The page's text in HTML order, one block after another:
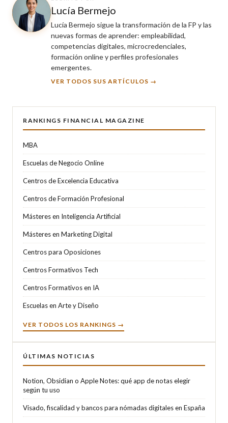
Lucía Bermejo
Lucía Bermejo sigue la transformación de la FP y las
nuevas formas de aprender: empleabilidad,
competencias digitales, microcredenciales,
formación online y perfiles profesionales
emergentes.
VER TODOS SUS ARTÍCULOS →
RANKINGS FINANCIAL MAGAZINE
MBA
Escuelas de Negocio Online
Centros de Excelencia Educativa
Centros de Formación Profesional
Másteres en Inteligencia Artificial
Másteres en Marketing Digital
Centros para Oposiciones
Centros Formativos Tech
Centros Formativos en IA
Escuelas en Arte y Diseño
VER TODOS LOS RANKINGS →
ÚLTIMAS NOTICIAS
Notion, Obsidian o Apple Notes: qué app de notas elegir
según tu uso
Visado, fiscalidad y bancos para nómadas digitales en España